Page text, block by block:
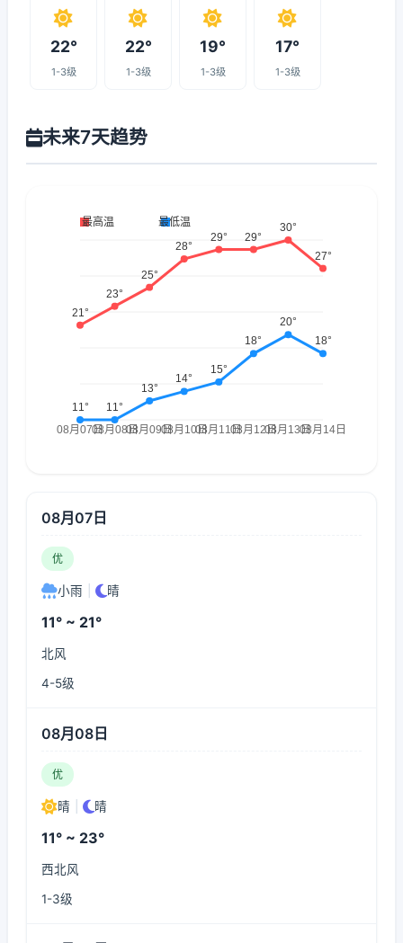
22°
1-3级
22°
1-3级
19°
1-3级
17°
1-3级
未来7天趋势
08月07日
优
小雨 晴
11° ~ 21°
北风
4-5级
08月08日
优
晴 晴
11° ~ 23°
西北风
1-3级